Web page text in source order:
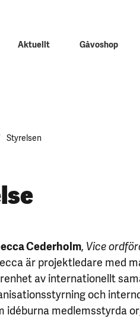
Aktuellt Gåvoshop
Styrelsen
Cederholm, Vice
är projektledare med
av internationellt
och
idéburna medlemsstyrda